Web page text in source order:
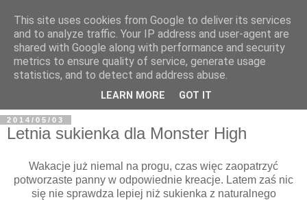
BFashions
2014/05/03
Letnia sukienka dla Monster High
Wakacje już niemal na progu, czas więc zaopatrzyć
potworzaste panny w odpowiednie kreacje. Latem zaś nic
się nie sprawdza lepiej niż sukienka z naturalnego
This site uses cookies from Google to deliver its services
and to analyze traffic. Your IP address and user-agent are
shared with Google along with performance and security
metrics to ensure quality of service, generate usage
statistics, and to detect and address abuse.
LEARN MORE GOT IT